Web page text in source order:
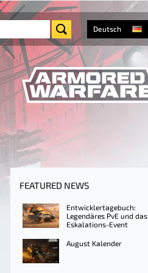
Deutsch
FEATURED NEWS
Entwicklertagebuch:
Legendäres PvE und das
Eskalations-Event
August Kalender